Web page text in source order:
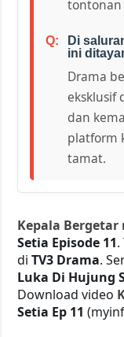
Di
ini
Drama
eksklusif
dan
platform
tamat.
Kepala Bergetar
Setia Episode 11
diTV3 Drama.
Luka Di Hujung
Download video
Setia Ep 11